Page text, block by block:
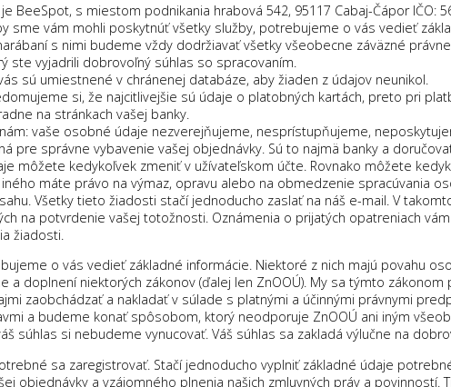
s miestom podnikania hrabová 542, 95117 Cabaj-Čápor IČO:
sme vám mohli poskytnúť všetky služby, potrebujeme o vás vedieť
s nimi budeme vždy dodržiavať všetky všeobecne záväzné
ste vyjadrili dobrovoľný súhlas so spracovaním.
sú umiestnené v chránenej databáze, aby žiaden z údajov neunikol.
si, že najcitlivejšie sú údaje o platobných kartách, preto pri
na stránkach vašej banky.
vaše osobné údaje nezverejňujeme, nesprístupňujeme,
pre správne vybavenie vašej objednávky. Sú to najmä banky a
môžete kedykoľvek zmeniť v užívateľskom účte. Rovnako môžete
máte právo na výmaz, opravu alebo na obmedzenie spracúvania
Všetky tieto žiadosti stačí jednoducho zaslať na náš e-mail. V
na potvrdenie vašej totožnosti. Oznámenia o prijatých opatreniach
žiadosti.
o vás vedieť základné informácie. Niektoré z nich majú povahu
a doplnení niektorých zákonov (ďalej len ZnOOÚ). My sa týmto zákonom
zaobchádzať a nakladať v súlade s platnými a účinnými právnymi
a budeme konať spôsobom, ktorý neodporuje ZnOOÚ ani iným
súhlas si nebudeme vynucovať. Váš súhlas sa zakladá výlučne na
sa zaregistrovať. Stačí jednoducho vyplniť základné údaje
objednávky a vzájomného plnenia našich zmluvných práv a povinností.